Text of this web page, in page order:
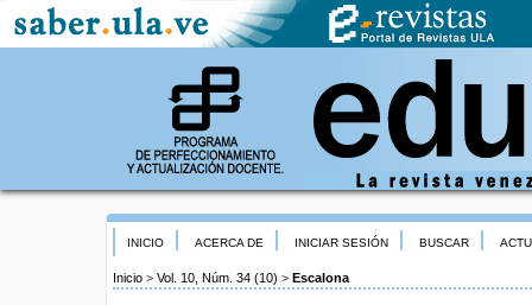
INICIO ACERCA DE INICIAR SESIÓN BUSCAR
Inicio > Vol. 10, Núm. 34 (10) > Escalona